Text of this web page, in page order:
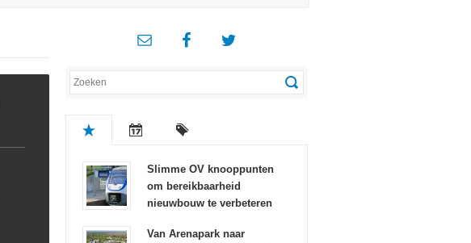
Slimme OV knooppunten
om bereikbaarheid
nieuwbouw te verbeteren
Van Arenapark naar